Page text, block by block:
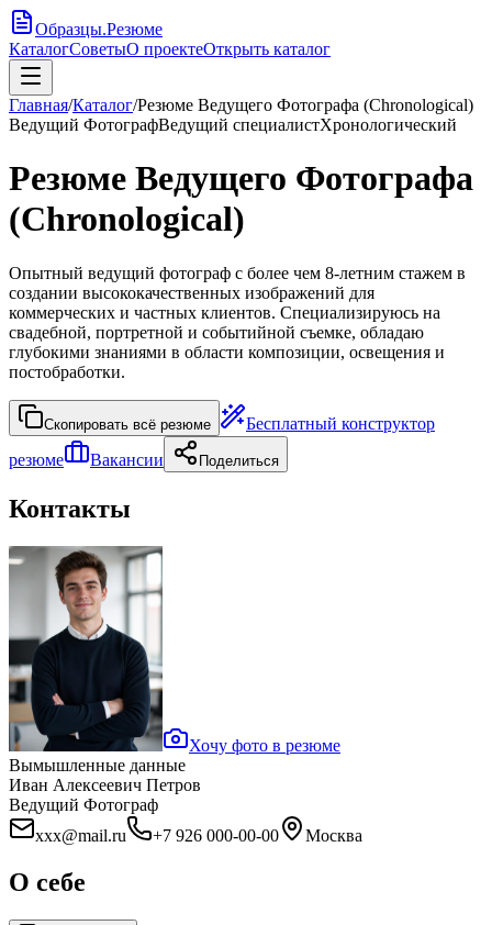
Образцы.Резюме
КаталогСоветыО проектеОткрыть каталог
Главная/Каталог/Резюме Ведущего Фотографа (Chronological)
Ведущий ФотографВедущий специалистХронологический
Резюме Ведущего Фотографа
(Chronological)
Опытный ведущий фотограф с более чем 8-летним стажем в
создании высококачественных изображений для
коммерческих и частных клиентов. Специализируюсь на
свадебной, портретной и событийной съемке, обладаю
глубокими знаниями в области композиции, освещения и
постобработки.
Скопировать всё резюме
Бесплатный конструктор
резюме
Вакансии Поделиться
Контакты
Хочу фото в резюме
Вымышленные данные
Иван Алексеевич Петров
Ведущий Фотограф
xxx@mail.ru
+7 926 000-00-00 Москва
О себе